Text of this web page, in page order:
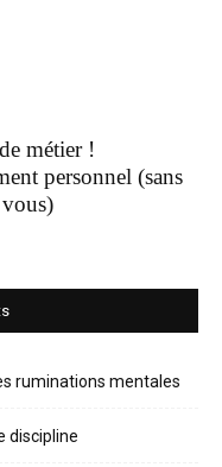
métier !
personnel (sans
ruminations mentales
discipline